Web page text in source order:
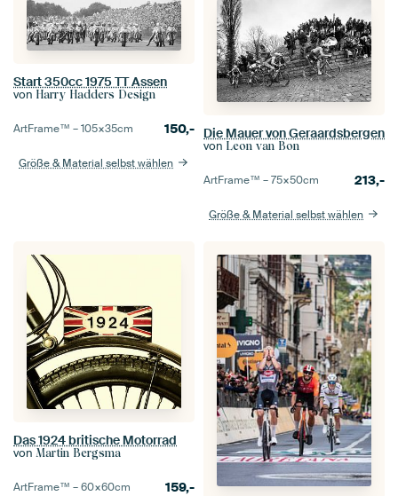
Start 350cc 1975 TT Assen
von Harry Hadders Design
ArtFrame™ –105×35cm 150,-
Größe & Material selbst wählen
Die Mauer von Geraardsbergen
von Leon van Bon
ArtFrame™ –75×50cm 213,-
Größe & Material selbst wählen
Das 1924 britische Motorrad
von Martin Bergsma
ArtFrame™ –60×60cm 159,-